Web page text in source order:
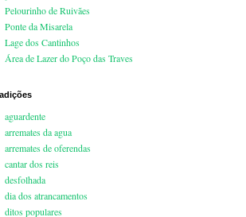
Pelourinho de Ruivães
Ponte da Misarela
Lage dos Cantinhos
Área de Lazer do Poço das Traves
aguardente
arremates da agua
arremates de oferendas
cantar dos reis
desfolhada
dia dos atrancamentos
ditos populares